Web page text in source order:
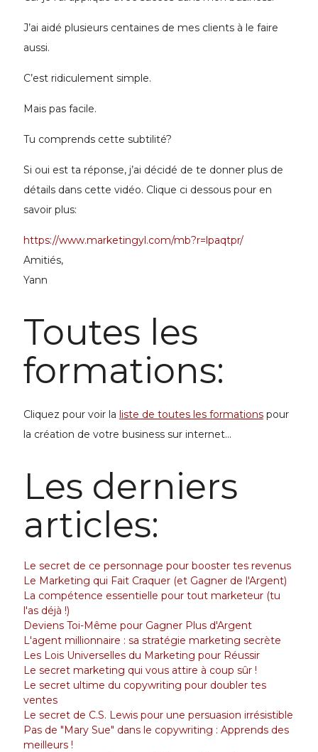
J’ai aidé plusieurs centaines de mes clients à le faire
aussi.
C’est ridiculement simple.
Mais pas facile.
Tu comprends cette subtilité?
Si oui est ta réponse, j’ai décidé de te donner plus de
détails dans cette vidéo. Clique ci dessous pour en
savoir plus:
https://www.marketingyl.com/mb?r=lpaqtpr/
Amitiés,
Yann
Toutes les
formations:
Cliquez pour voir la liste de toutes les formationspour
la création de votre businesssur internet...
Les derniers
articles:
Le secret de ce personnage pour booster tes revenus
Le Marketing qui Fait Craquer (et Gagner de l'Argent)
La compétence essentielle pour tout marketeur (tu
l'as déjà !)
Deviens Toi-Même pour Gagner Plus d'Argent
L'agent millionnaire : sa stratégie marketing secrète
Les Lois Universelles du Marketing pour Réussir
Le secret marketing qui vous attire à coup sûr !
Le secret ultime du copywriting pour doubler tes
ventes
Le secret de C.S. Lewis pour une persuasion irrésistible
Pas de "Mary Sue" dans le copywriting : Apprends des
meilleurs !